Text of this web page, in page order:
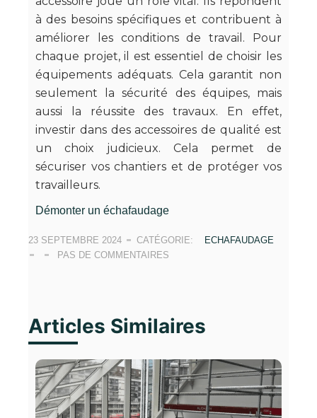
à des besoins spécifiques et contribuent à
améliorer les conditions de travail. Pour
chaque projet, il est essentiel de choisir les
équipements adéquats. Cela garantit non
seulement la sécurité des équipes, mais
aussi la réussite des travaux. En effet,
investir dans des accessoires de qualité est
un choix judicieux. Cela permet de
sécuriser vos chantiers et de protéger vos
travailleurs.
Démonter un échafaudage
23 SEPTEMBRE 2024 CATÉGORIE:
ECHAFAUDAGE
PAS DE COMMENTAIRES
Articles Similaires